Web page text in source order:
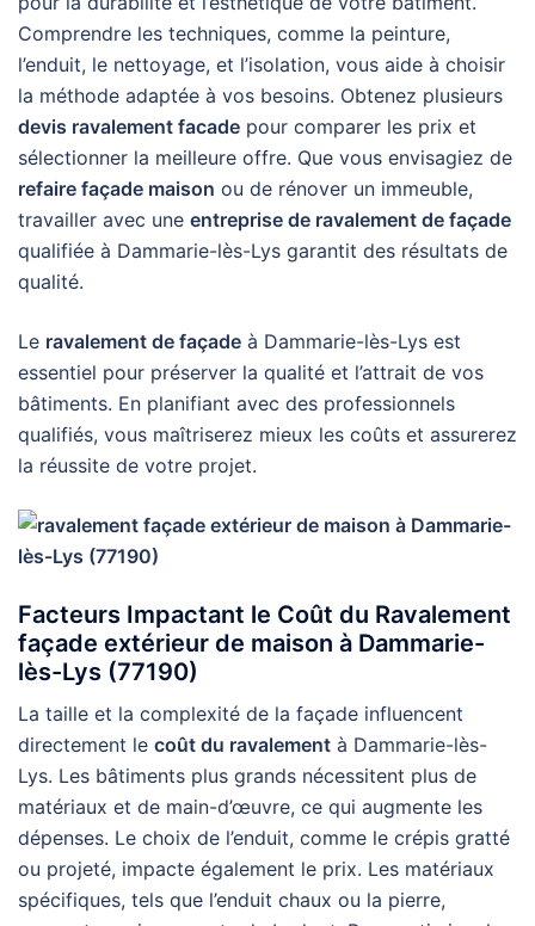
Comprendre les techniques, comme la peinture,
l’enduit, le nettoyage, et l’isolation, vous aide à choisir
la méthode adaptée à vos besoins. Obtenez plusieurs
devis ravalement facade pour comparer les prix et
sélectionner la meilleure offre. Que vous envisagiez de
refaire façade maison ou de rénover un immeuble,
travailler avec une entreprise de ravalement de façade
qualifiée à Dammarie-lès-Lys garantit des résultats de
qualité.
Le ravalement de façade à Dammarie-lès-Lys est
essentiel pour préserver la qualité et l’attrait de vos
bâtiments. En planifiant avec des professionnels
qualifiés, vous maîtriserez mieux les coûts et assurerez
la réussite de votre projet.
Facteurs Impactant le Coût du Ravalement
façade extérieur de maison à Dammarie-
lès-Lys (77190)
La taille et la complexité de la façade influencent
directement le coût du ravalement à Dammarie-lès-
Lys. Les bâtiments plus grands nécessitent plus de
matériaux et de main-d’œuvre, ce qui augmente les
dépenses. Le choix de l’enduit, comme le crépis gratté
ou projeté, impacte également le prix. Les matériaux
spécifiques, tels que l’enduit chaux ou la pierre,